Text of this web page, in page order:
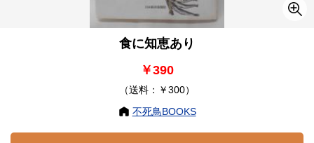
食に知恵あり
￥390
（送料：￥300）
不死鳥BOOKS